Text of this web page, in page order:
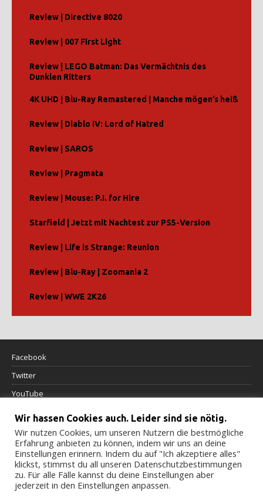
Review | Directive 8020
Review | 007 First Light
Review | LEGO Batman: Das Vermächtnis des
Dunklen Ritters
4K UHD | Blu-Ray Remastered | Manche mögen’s heiß
Review | Diablo IV: Lord of Hatred
Review | SAROS
Review | Pragmata
Review | Mouse: P.I. for Hire
Starfield | Jetzt mit Nachtest zur PS5-Version
Review | Life is Strange: Reunion
Review | Blu-Ray | Zoomania 2
Review | WWE 2K26
Facebook
Twitter
YouTube
Datenschutzerklärung
Impressum
Cookierichtlinie
Wir hassen Cookies auch. Leider sind sie nötig.
Wir nutzen Cookies, um unseren Nutzern die bestmögliche
Erfahrung anbieten zu können, indem wir uns an deine
Einstellungen erinnern. Indem du auf "Ich akzeptiere alles"
klickst, stimmst du all unseren Datenschutzbestimmungen
zu. Für alle Fälle kannst du deine Einstellungen aber
jederzeit in den Einstellungen anpassen.